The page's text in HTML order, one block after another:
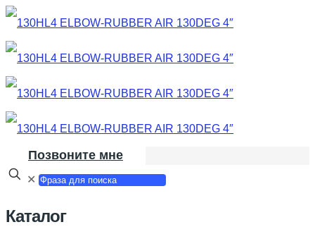
Позвоните мне
✕
Каталог